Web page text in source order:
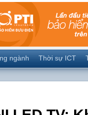
ngành Thời sự ICT